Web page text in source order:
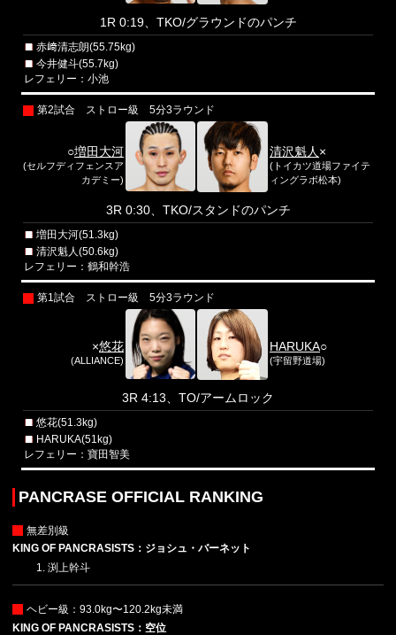
1R 0:19、TKO/グラウンドのパンチ
赤﨑清志朗(55.75kg)
今井健斗(55.7kg)
レフェリー：小池
第2試合 ストロー級 5分3ラウンド
○増田大河
(セルフディフェンスア
カデミー)
清沢魁人×
(トイカツ道場ファイテ
ィングラボ松本)
3R 0:30、TKO/スタンドのパンチ
増田大河(51.3kg)
清沢魁人(50.6kg)
レフェリー：鶴和幹浩
第1試合 ストロー級 5分3ラウンド
×悠花
(ALLIANCE)
HARUKA○
(宇留野道場)
3R 4:13、TO/アームロック
悠花(51.3kg)
HARUKA(51kg)
レフェリー：寶田智美
PANCRASE OFFICIAL RANKING
無差別級
KING OF PANCRASISTS：ジョシュ・バーネット
渕上幹斗
ヘビー級：93.0kg〜120.2kg未満
KING OF PANCRASISTS：空位